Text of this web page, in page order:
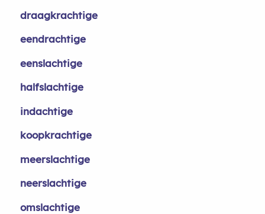
draagkrachtige
eendrachtige
eenslachtige
halfslachtige
indachtige
koopkrachtige
meerslachtige
neerslachtige
omslachtige